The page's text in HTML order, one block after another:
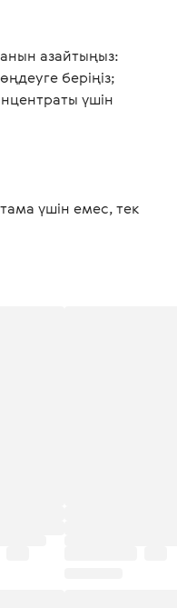
азайтыңыз:
беріңіз;
үшін
үшін емес, тек